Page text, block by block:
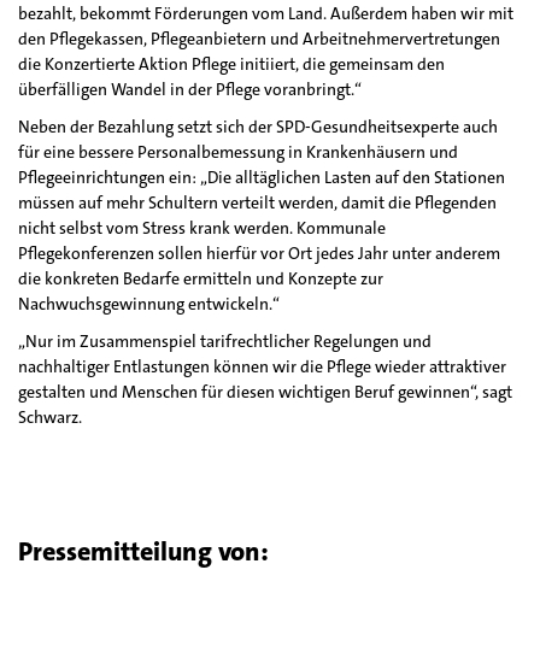
bezahlt, bekommt Förderungen vom Land. Außerdem haben wir mit
den Pflegekassen, Pflegeanbietern und Arbeitnehmervertretungen
die Konzertierte Aktion Pflege initiiert, die gemeinsam den
überfälligen Wandel in der Pflege voranbringt.“
Neben der Bezahlung setzt sich der SPD-Gesundheitsexperte auch
für eine bessere Personalbemessung in Krankenhäusern und
Pflegeeinrichtungen ein: „Die alltäglichen Lasten auf den Stationen
müssen auf mehr Schultern verteilt werden, damit die Pflegenden
nicht selbst vom Stress krank werden. Kommunale
Pflegekonferenzen sollen hierfür vor Ort jedes Jahr unter anderem
die konkreten Bedarfe ermitteln und Konzepte zur
Nachwuchsgewinnung entwickeln.“
„Nur im Zusammenspiel tarifrechtlicher Regelungen und
nachhaltiger Entlastungen können wir die Pflege wieder attraktiver
gestalten und Menschen für diesen wichtigen Beruf gewinnen“, sagt
Schwarz.
Pressemitteilung von: